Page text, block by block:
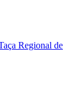
Regional de